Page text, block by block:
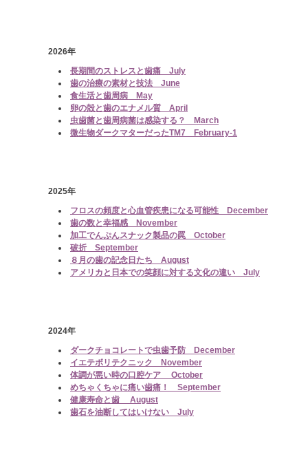
2026年
長期間のストレスと歯痛 July
歯の治療の素材と技法 June
食生活と歯周病 May
卵の殻と歯のエナメル質 April
虫歯菌と歯周病菌は感染する？ March
微生物ダークマターだったTM7 February-1
2025年
フロスの頻度と心血管疾患になる可能性 December
歯の数と幸福感 November
加工でんぷんスナック製品の罠 October
破折 September
８月の歯の記念日たち August
アメリカと日本での笑顔に対する文化の違い July
2024年
ダークチョコレートで虫歯予防 December
イエテボリテクニック November
体調が悪い時の口腔ケア October
めちゃくちゃに痛い歯痛！ September
健康寿命と歯 August
歯石を油断してはいけない July